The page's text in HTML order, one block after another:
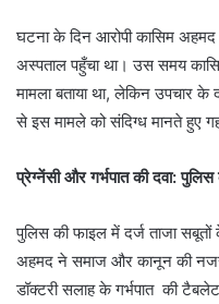
​घटना के दिन आरोपी कासिम
अस्पताल पहुँचा था। उस समय
मामला बताया था, लेकिन उपचार
से इस मामले को संदिग्ध मानते हुए
प्रेग्नेंसी और गर्भपात की दवा:
​पुलिस की फाइल में दर्ज ताजा
अहमद ने समाज और कानून की
डॉक्टरी सलाह के गर्भपात की